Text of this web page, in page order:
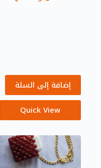
إضافة إلى السلة
Quick View